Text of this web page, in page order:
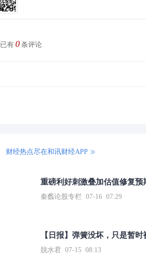
已有 0 条评论
财经热点尽在和讯财经APP
重磅利好刺激叠加估值修复
秦蠡论股专栏 07-16 07:29
【日报】弹簧没坏，只是暂时
脱水君 07-15 08:13